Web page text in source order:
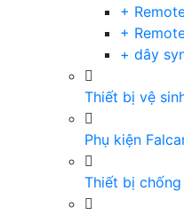
+
+
+ dây
Thiết bị vệ
Phụ kiện
Thiết bị chống